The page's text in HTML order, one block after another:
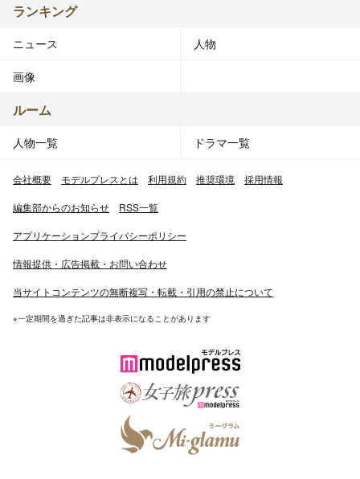
ランキング
ニュース 人物
画像
ルーム
人物一覧 ドラマ一覧
会社概要 モデルプレスとは 利用規約 推奨環境 採用情報
編集部からのお知らせ RSS一覧
アプリケーションプライバシーポリシー
情報提供・広告掲載・お問い合わせ
当サイトコンテンツの無断複写・転載・引用の禁止について
※一定期間を過ぎた記事は非表示になることがあります